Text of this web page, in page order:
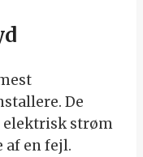
De
strøm
en fejl.